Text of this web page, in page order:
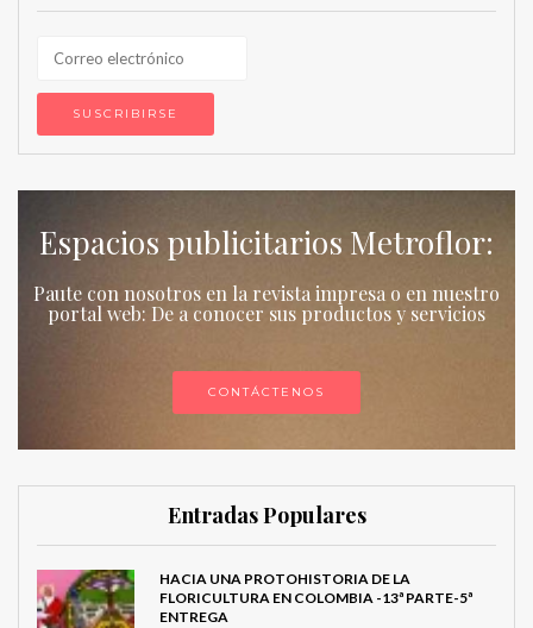
Espacios publicitarios Metroflor:
Paute con nosotros en la revista impresa o en nuestro
portal web: De a conocer sus productos y servicios
CONTÁCTENOS
Entradas Populares
HACIA UNA PROTOHISTORIA DE LA
FLORICULTURA EN COLOMBIA -13ª PARTE-5ª
ENTREGA